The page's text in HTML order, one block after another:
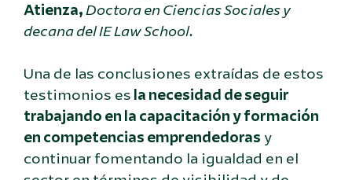
Atienza,Doctora en Ciencias Sociales y
decana del IE Law School.
Una de las conclusiones extraídas de estos
testimonios es la necesidad de seguir
trabajando en la capacitación y formación
en competencias emprendedoras y
continuar fomentando la igualdad en el